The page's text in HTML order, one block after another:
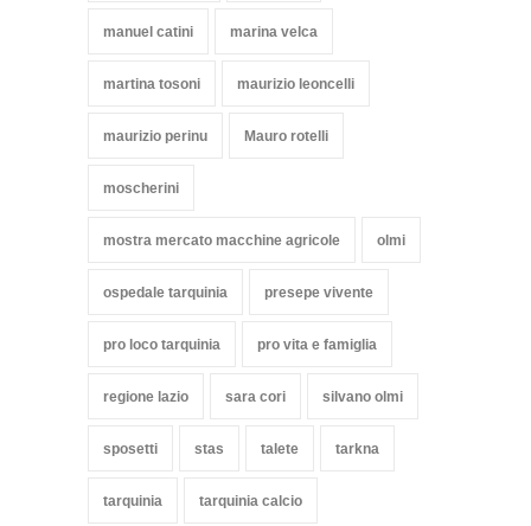
manuel catini marina velca
martina tosoni maurizio leoncelli
maurizio perinu Mauro rotelli
moscherini
mostra mercato macchine agricole olmi
ospedale tarquinia presepe vivente
pro loco tarquinia pro vita e famiglia
regione lazio sara cori silvano olmi
sposetti stas talete tarkna
tarquinia tarquinia calcio